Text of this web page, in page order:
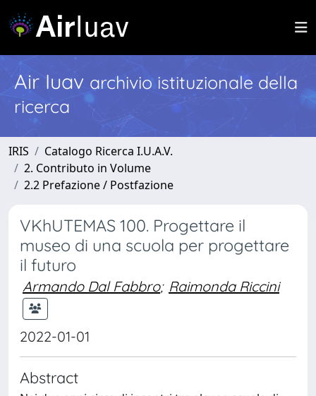
Air Iuav archivio istituzionale della
ricerca
IRIS
Catalogo Ricerca I.U.A.V.
2. Contributo in Volume
2.2 Prefazione / Postfazione
VKhUTEMAS 100. Progettare il
museo di una scuola per progettare
il futuro
Armando Dal Fabbro; Raimonda Riccini
2022-01-01
Abstract